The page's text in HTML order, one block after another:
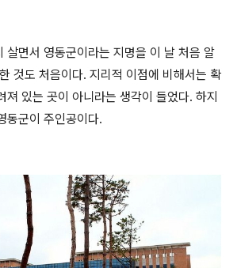
살면서 영동군이라는 지명을 이 날 처음 알
것도 처음이다. 지리적 이점에 비해서는 확
져 있는 곳이 아니라는 생각이 들었다. 하지
동군이 주인공이다.